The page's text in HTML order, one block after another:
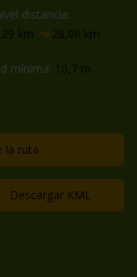
distancia:
km
28,08 km
mínima: 10,7 m
la ruta
Descargar KML